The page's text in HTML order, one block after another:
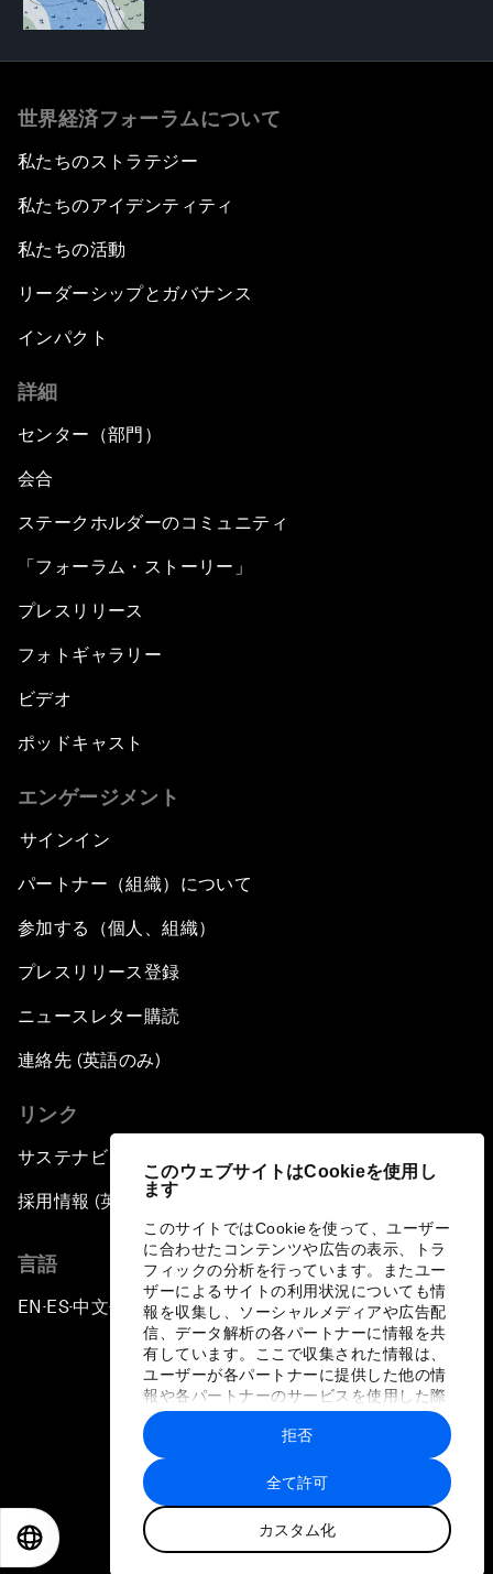
このウェブサイトはCookieを使用し
ます
このサイトではCookieを使って、ユーザー
に合わせたコンテンツや広告の表示、トラ
フィックの分析を行っています。またユー
ザーによるサイトの利用状況についても情
報を収集し、ソーシャルメディアや広告配
信、データ解析の各パートナーに情報を共
有しています。ここで収集された情報は、
ユーザーが各パートナーに提供した他の情
報や各パートナーのサービスを使用した際
に収集された情報と組み合わされ、各パー
トナーによって使用されることがありま
す。
全て許可
カスタム化
拒否
世界経済フォーラムについて
私たちのストラテジー
私たちのアイデンティティ
私たちの活動
リーダーシップとガバナンス
インパクト
詳細
センター（部門）
会合
ステークホルダーのコミュニティ
「フォーラム・ストーリー」
プレスリリース
フォトギャラリー
ビデオ
ポッドキャスト
エンゲージメント
サインイン
パートナー（組織）について
参加する（個人、組織）
プレスリリース登録
ニュースレター購読
連絡先 (英語のみ)
リンク
サステナビリティへの取り組み
採用情報 (英語のみ)
言語
EN ▪ES▪中文▪ 日本語
プライバシーポリシーと利用規約
サイトマップ
©
世界経済フォーラム